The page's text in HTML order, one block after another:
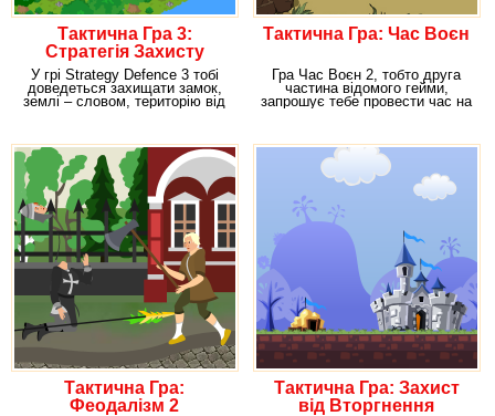
Тактична Гра 3:
Стратегія Захисту
У грі Strategy Defence 3 тобі
доведеться захищати замок,
землі – словом, територію від
Тактична Гра: Час Воєн
Гра Час Воєн 2, тобто друга
частина відомого гейми,
запрошує тебе провести час на
Тактична Гра:
Феодалізм 2
Тактична Гра: Захист
від Вторгнення